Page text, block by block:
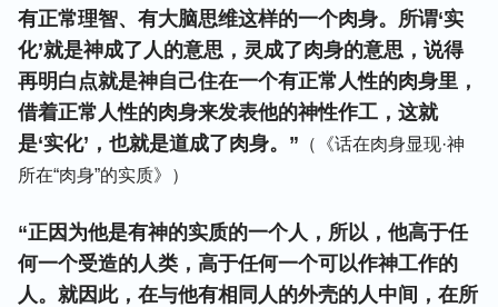
有正常理智、有大脑思维这样的一个肉身。所谓‘实
化’就是神成了人的意思，灵成了肉身的意思，说得
再明白点就是神自己住在一个有正常人性的肉身里，
借着正常人性的肉身来发表他的神性作工，这就
是‘实化’，也就是道成了肉身。” （《话在肉身显现·神
所在“肉身”的实质》）
“正因为他是有神的实质的一个人，所以，他高于任
何一个受造的人类，高于任何一个可以作神工作的
人。就因此，在与他有相同人的外壳的人中间，在所